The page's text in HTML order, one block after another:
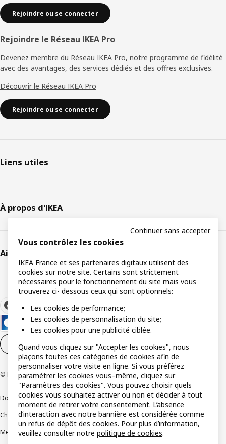
Rejoindre ou se connecter
Rejoindre le Réseau IKEA Pro
Devenez membre du Réseau IKEA Pro, notre programme de fidélité
avec des avantages, des services dédiés et des offres exclusives.
Découvrir le Réseau IKEA Pro
Rejoindre ou se connecter
Liens utiles
À propos d'IKEA
Aide et support
Paramètres des cookies FR
© Inter IKEA Systems B.V 1999-2026
Documents juridiques et informations légales
Charte de protection des donnéesPolitique relative aux cookies
Mentions légalesAlertes fraudeRappel produit Accessibilité : non conforme
Vous contrôlez les cookies
IKEA France et ses partenaires digitaux utilisent des
cookies sur notre site. Certains sont strictement
nécessaires pour le fonctionnement du site mais vous
trouverez ci- dessous ceux qui sont optionnels:
Les cookies de performance;
Les cookies de personnalisation du site;
Les cookies pour une publicité ciblée.
Quand vous cliquez sur "Accepter les cookies", nous
plaçons toutes ces catégories de cookies afin de
personnaliser votre visite en ligne. Si vous préférez
paramétrer les cookies vous–même, cliquez sur
"Paramètres des cookies". Vous pouvez choisir quels
cookies vous souhaitez activer ou non et décider à tout
moment de retirer votre consentement. L’absence
d’interaction avec notre bannière est considérée comme
un refus de dépôt des cookies. Pour plus d’information,
veuillez consulter notre politique de cookies.
Continuer sans accepter